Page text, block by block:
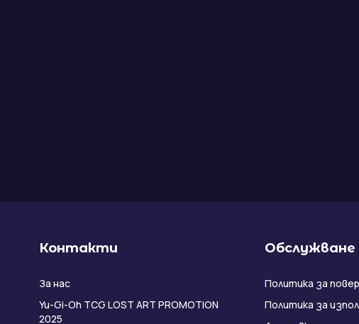
Контакти
За нас
Yu-Gi-Oh TCG LOST ART PROMOTION
2025
Обслужване
Политика за
Политика за